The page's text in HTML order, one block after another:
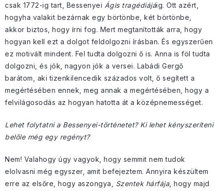
csak 1772-ig tart, Bessenyei Ágis tragédiájáig. Ott azért,
hogyha valakit bezárnak egy börtönbe, két börtönbe,
akkor biztos, hogy írni fog. Mert megtanították arra, hogy
hogyan kell ezt a dolgot feldolgozni írásban. És egyszerűen
ez motivált mindent. Fel tudta dolgozni ő is. Anna is föl tudta
dolgozni, és jók, nagyon jók a versei. Labádi Gergő
barátom, aki tizenkilencedik százados volt, ő segített a
megértésében ennek, meg annak a megértésében, hogy a
felvilágosodás az hogyan hatotta át a középnemességet.
Lehet folytatni a Bessenyei-történetet? Ki lehet kényszeríteni
belőle még egy regényt?
Nem! Valahogy úgy vagyok, hogy semmit nem tudok
elolvasni még egyszer, amit befejeztem. Annyira készültem
erre az elsőre, hogy aszongya, Szentek hárfája, hogy majd